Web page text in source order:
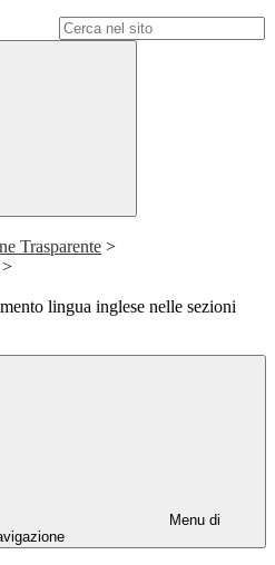
Trasparente >
>
lingua inglese nelle sezioni
Menu di